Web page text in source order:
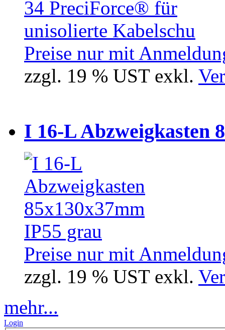
Preise nur mit
zzgl. 19 % UST exkl.
I 16-L Abzweigkasten
Preise nur mit
zzgl. 19 % UST exkl.
mehr...
Login